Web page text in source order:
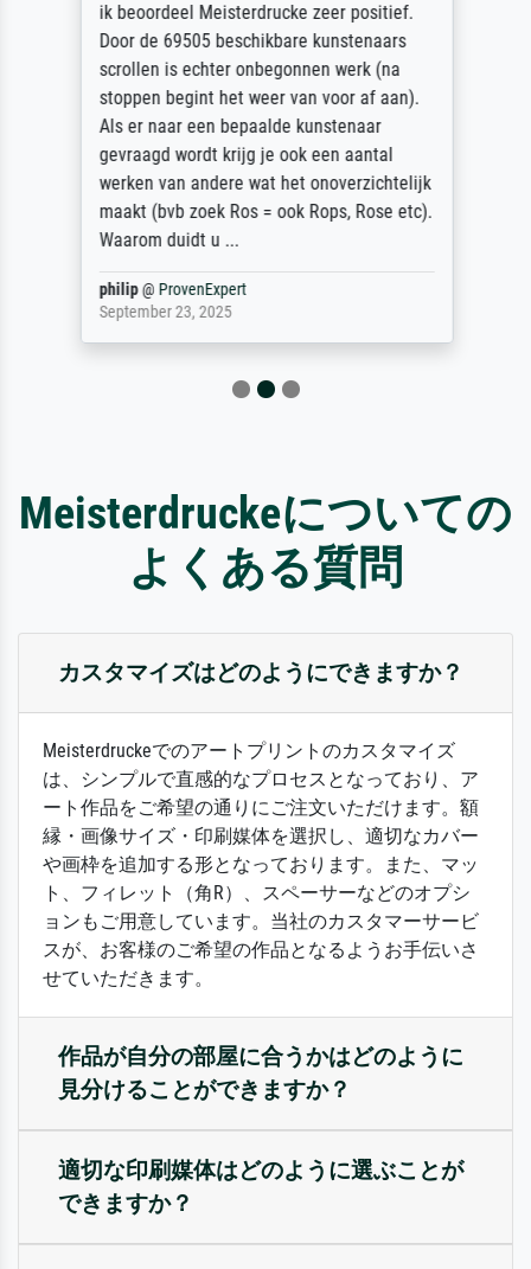
ik beoordeel Meisterdrucke zeer positief.
Door de 69505 beschikbare kunstenaars
scrollen is echter onbegonnen werk (na
stoppen begint het weer van voor af aan).
Als er naar een bepaalde kunstenaar
gevraagd wordt krijg je ook een aantal
werken van andere wat het onoverzichtelijk
maakt (bvb zoek Ros = ook Rops, Rose etc).
Waarom duidt u ...
philip@ ProvenExpert
September 23, 2025
Meisterdruckeについての
よくある質問
カスタマイズはどのようにできますか？
Meisterdruckeでのアートプリントのカスタマイズ
は、シンプルで直感的なプロセスとなっており、ア
ート作品をご希望の通りにご注文いただけます。額
縁・画像サイズ・印刷媒体を選択し、適切なカバー
や画枠を追加する形となっております。また、マッ
ト、フィレット（角R）、スペーサーなどのオプシ
ョンもご用意しています。当社のカスタマーサービ
スが、お客様のご希望の作品となるようお手伝いさ
せていただきます。
作品が自分の部屋に合うかはどのように
見分けることができますか？
適切な印刷媒体はどのように選ぶことが
できますか？